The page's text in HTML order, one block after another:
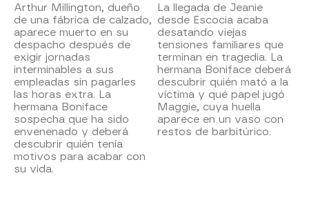
Arthur Millington, dueño
de una fábrica de calzado,
aparece muerto en su
despacho después de
exigir jornadas
interminables a sus
empleadas sin pagarles
las horas extra. La
hermana Boniface
sospecha que ha sido
envenenado y deberá
descubrir quién tenía
motivos para acabar con
su vida.
La llegada de Jeanie
desde Escocia acaba
desatando viejas
tensiones familiares que
terminan en tragedia. La
hermana Boniface deberá
descubrir quién mató a la
víctima y qué papel jugó
Maggie, cuya huella
aparece en un vaso con
restos de barbitúrico.